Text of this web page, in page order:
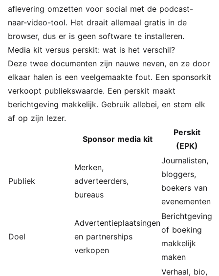
aflevering omzetten voor social met de podcast-
naar-video-tool. Het draait allemaal gratis in de
browser, dus er is geen software te installeren.
Media kit versus perskit: wat is het verschil?
Deze twee documenten zijn nauwe neven, en ze door
elkaar halen is een veelgemaakte fout. Een sponsorkit
verkoopt publiekswaarde. Een perskit maakt
berichtgeving makkelijk. Gebruik allebei, en stem elk
af op zijn lezer.
Sponsor media kit
Perskit
(EPK)
Publiek
Merken,
adverteerders,
bureaus
Journalisten,
bloggers,
boekers van
evenementen
Doel
Advertentieplaatsingen
en partnerships
verkopen
Berichtgeving
of boeking
makkelijk
maken
Verhaal, bio,